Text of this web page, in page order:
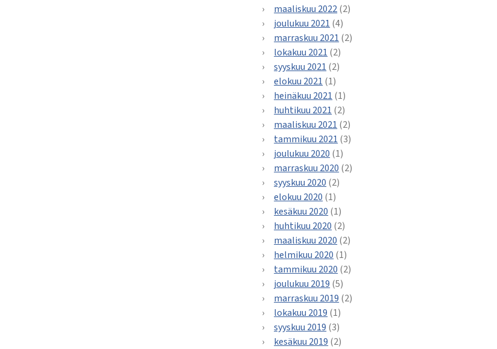
maaliskuu 2022(2)
joulukuu 2021 (4)
marraskuu 2021 (2)
lokakuu 2021 (2)
syyskuu 2021 (2)
elokuu 2021 (1)
heinäkuu 2021 (1)
huhtikuu 2021 (2)
maaliskuu 2021 (2)
tammikuu 2021 (3)
joulukuu 2020 (1)
marraskuu 2020 (2)
syyskuu 2020 (2)
elokuu 2020 (1)
kesäkuu 2020 (1)
huhtikuu 2020 (2)
maaliskuu 2020 (2)
helmikuu 2020 (1)
tammikuu 2020 (2)
joulukuu 2019 (5)
marraskuu 2019 (2)
lokakuu 2019 (1)
syyskuu 2019 (3)
kesäkuu 2019 (2)